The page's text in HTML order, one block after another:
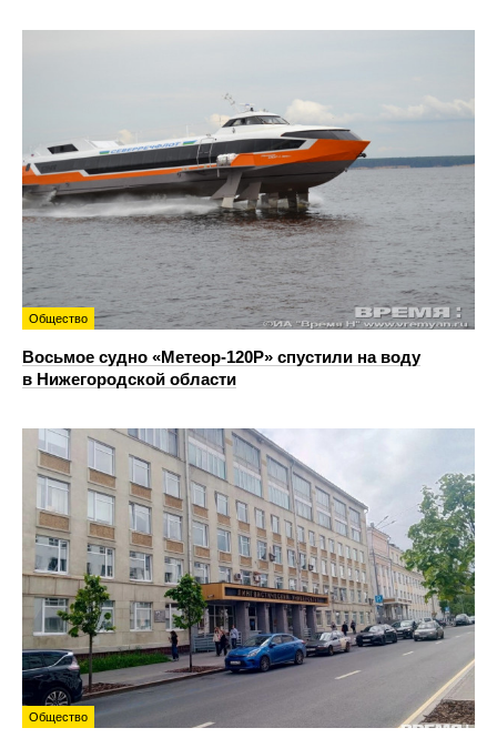
Общество
Восьмое судно «Метеор-120Р» спустили на воду
в Нижегородской области
Общество